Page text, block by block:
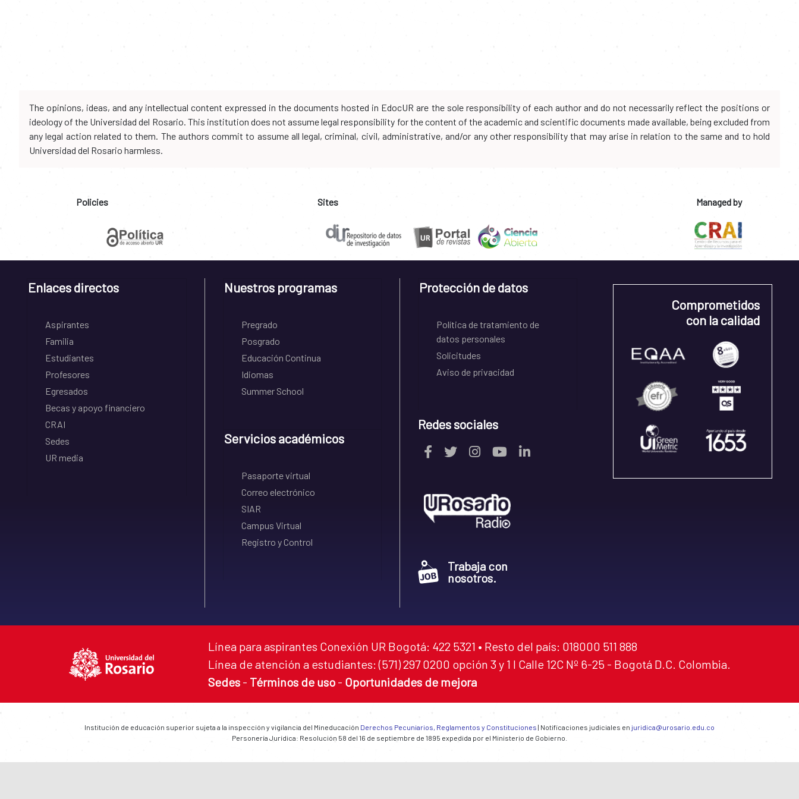
The opinions, ideas, and any intellectual content expressed in the documents hosted in EdocUR are the sole responsibility of each author and do not necessarily reflect the positions or
ideology of the Universidad del Rosario. This institution does not assume legal responsibility for the content of the academic and scientific documents made available, being excluded from
any legal action related to them. The authors commit to assume all legal, criminal, civil, administrative, and/or any other responsibility that may arise in relation to the same and to hold
Universidad del Rosario harmless.
Policies Sites Managed by
Enlaces directos
Aspirantes
Familia
Estudiantes
Profesores
Egresados
Becas y apoyo financiero
CRAI
Sedes
UR media
Nuestros programas
Pregrado
Posgrado
Educación Continua
Idiomas
Summer School
Servicios académicos
Pasaporte virtual
Correo electrónico
SIAR
Campus Virtual
Registro y Control
Protección de datos
Política de tratamiento de
datos personales
Solicitudes
Aviso de privacidad
Redes sociales
Trabaja con
nosotros.
Comprometidos
con la calidad
Línea para aspirantes Conexión UR Bogotá: 422 5321 • Resto del país: 018000 511 888
Línea de atención a estudiantes: (571) 297 0200 opción 3 y 1 I Calle 12C Nº 6-25 - Bogotá D.C. Colombia.
Sedes - Términos de uso - Oportunidades de mejora
Institución de educación superior sujeta a la inspección y vigilancia del Mineducación Derechos Pecuniarios, Reglamentos y Constituciones | Notificaciones judiciales en juridica@urosario.edu.co
Personería Jurídica: Resolución 58 del 16 de septiembre de 1895 expedida por el Ministerio de Gobierno.